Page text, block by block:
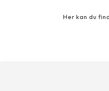
Her kan du